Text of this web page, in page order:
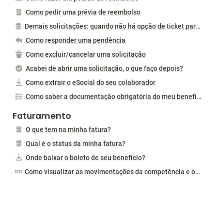
Como pedir uma prévia de reembolso
Demais solicitações: quando não há opção de ticket para o seu caso
Como responder uma pendência
Como excluir/cancelar uma solicitação
Acabei de abrir uma solicitação, o que faço depois?
Como extrair o eSocial do seu colaborador
Como saber a documentação obrigatória do meu benefício?
Faturamento
O que tem na minha fatura?
Qual é o status da minha fatura?
Onde baixar o boleto de seu benefício?
Como visualizar as movimentações da competência e os ativos do período?